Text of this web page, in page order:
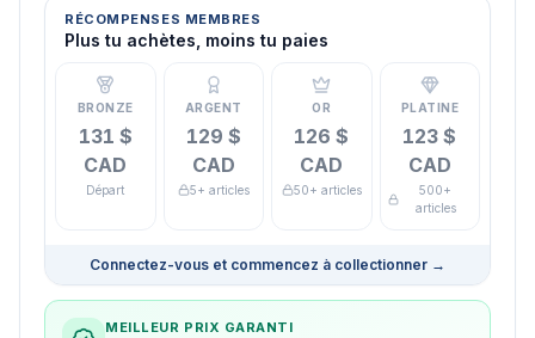
RÉCOMPENSES MEMBRES
Plus tu achètes, moins tu paies
BRONZE
131 $
CAD
Départ
ARGENT
129 $
CAD
5+ articles
OR
126 $
CAD
50+ articles
PLATINE
123 $
CAD
500+
articles
Connectez-vous et commencez à collectionner →
MEILLEUR PRIX GARANTI